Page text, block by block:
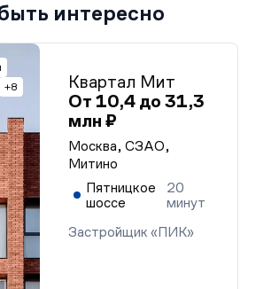
интересно
+8
Квартал Мит
От 10,4 до 31,3
млн ₽
Москва, СЗАО,
Митино
Пятницкое
шоссе
20
минут
Застройщик «ПИК»